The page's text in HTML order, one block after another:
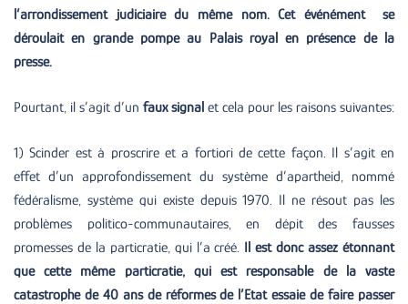
l’arrondissement judiciaire du même nom.Cet événément se
déroulait en grande pompe au Palais royal en présence de la
presse.
Pourtant, il s’agit d’un faux signal et cela pour les raisons suivantes:
1) Scinder est à proscrire et a fortiori de cette façon. Il s’agit en
effet d’un approfondissement du système d’apartheid, nommé
fédéralisme, système qui existe depuis 1970. Il ne résout pas les
problèmes politico-communautaires, en dépit des fausses
promesses de la particratie, qui l’a créé. Il est donc assez étonnant
que cette même particratie, qui est responsable de la vaste
catastrophe de 40 ans de réformes de l’Etat essaie de faire passer